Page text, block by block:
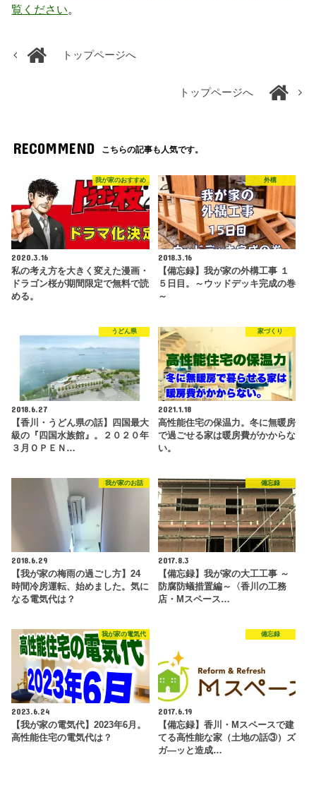
覧ください。
トップページへ
トップページへ
RECOMMEND こちらの記事も人気です。
我が家のおすすめ
2020.3.16
私の考え方を大きく変えた漫画・
ドラゴン桜が期間限定で無料で読
める。
外構
2018.3.16
【備忘録】我が家の外構工事 １
５日目。～ウッドデッキ完成の巻
～
うどん県
2018.6.27
【香川・うどん県の話】四国最大
級の『四国水族館』。２０２０年
３月ＯＰＥＮ…
家づくり
2021.1.18
高性能住宅の保温力。冬に無暖房
で過ごせる家は暖房費がかからな
い。
我が家のお話
2018.6.29
【我が家の梅雨の過ごし方】24
時間冷房運転、始めました。気に
なる電気代は？
備忘録
2017.8.3
【備忘録】我が家の大工工事 ～
防腐防蟻措置編～〈香川の工務
店・Mスペース…
我が家の電気代
2023.6.24
【我が家の電気代】2023年6月。
高性能住宅の電気代は？
備忘録
2017.6.19
【備忘録】香川・Mスペースで建
てる高性能な家（土地の話③）ズ
ガ―ッと造成…